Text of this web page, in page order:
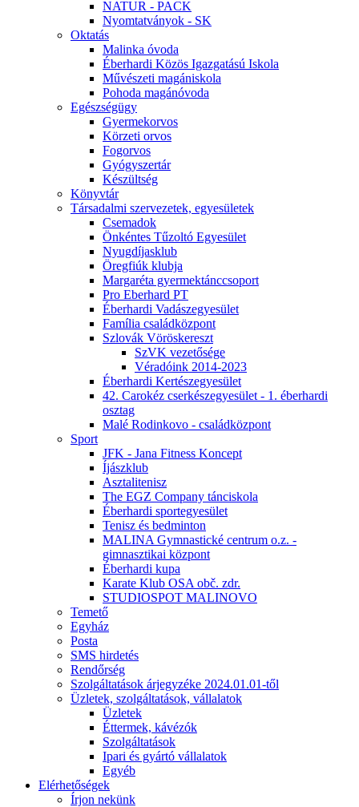
NATUR - PACK
Nyomtatványok - SK
Oktatás
Malinka óvoda
Éberhardi Közös Igazgatású Iskola
Művészeti magániskola
Pohoda magánóvoda
Egészségügy
Gyermekorvos
Körzeti orvos
Fogorvos
Gyógyszertár
Készültség
Könyvtár
Társadalmi szervezetek, egyesületek
Csemadok
Önkéntes Tűzoltó Egyesület
Nyugdíjasklub
Öregfiúk klubja
Margaréta gyermektánccsoport
Pro Eberhard PT
Éberhardi Vadászegyesület
Família családközpont
Szlovák Vöröskereszt
SzVK vezetősége
Véradóink 2014-2023
Éberhardi Kertészegyesület
42. Carokéz cserkészegyesület - 1. éberhardi
osztag
Malé Rodinkovo - családközpont
Sport
JFK - Jana Fitness Koncept
Íjászklub
Asztalitenisz
The EGZ Company tánciskola
Éberhardi sportegyesület
Tenisz és bedminton
MALINA Gymnastické centrum o.z. -
gimnasztikai központ
Éberhardi kupa
Karate Klub OSA obč. zdr.
STUDIOSPOT MALINOVO
Temető
Egyház
Posta
SMS hirdetés
Rendőrség
Szolgáltatások árjegyzéke 2024.01.01-től
Üzletek, szolgáltatások, vállalatok
Üzletek
Éttermek, kávézók
Szolgáltatások
Ipari és gyártó vállalatok
Egyéb
Elérhetőségek
Írjon nekünk